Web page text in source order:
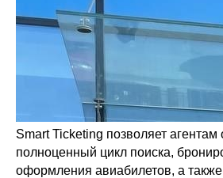
Smart Ticketing позволяет агентам
полноценный цикл поиска,
оформления авиабилетов, а